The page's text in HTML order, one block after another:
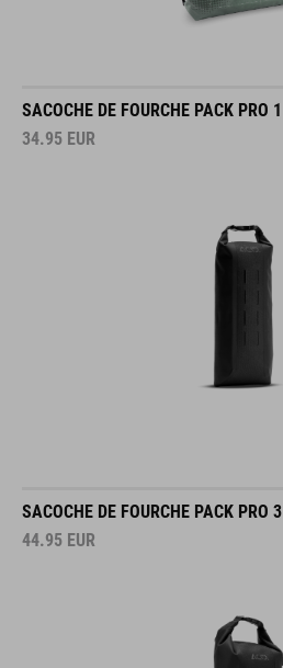
SACOCHE DE FOURCHE PACK PRO 1
34.95 EUR
SACOCHE DE FOURCHE PACK PRO 3
44.95 EUR